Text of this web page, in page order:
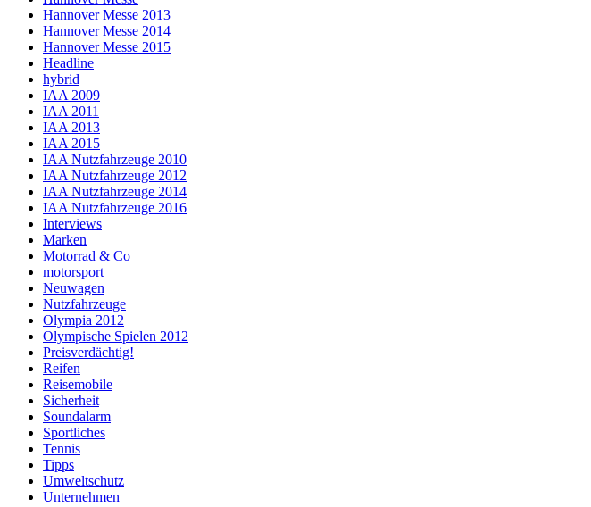
Hannover Messe 2013
Hannover Messe 2014
Hannover Messe 2015
Headline
hybrid
IAA 2009
IAA 2011
IAA 2013
IAA 2015
IAA Nutzfahrzeuge 2010
IAA Nutzfahrzeuge 2012
IAA Nutzfahrzeuge 2014
IAA Nutzfahrzeuge 2016
Interviews
Marken
Motorrad & Co
motorsport
Neuwagen
Nutzfahrzeuge
Olympia 2012
Olympische Spielen 2012
Preisverdächtig!
Reifen
Reisemobile
Sicherheit
Soundalarm
Sportliches
Tennis
Tipps
Umweltschutz
Unternehmen